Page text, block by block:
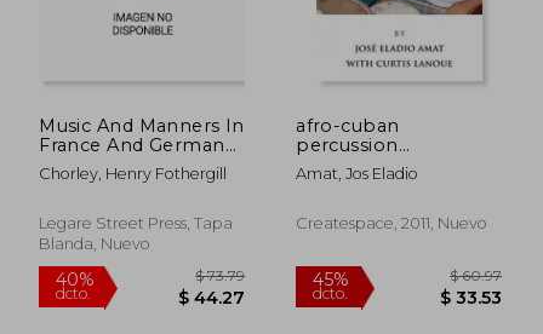
40% 45%
Music And Manners In
France And Germany:
A Series Of Travelling
Sketches Of Art And
Inglés)
Chorley, Henry Fothergill
Legare Street Press, Tapa
Blanda, Nuevo
afro-cuban
percussion
workbook (en Inglés)
Amat, Jos Eladio
Createspace, 2011, Nuevo